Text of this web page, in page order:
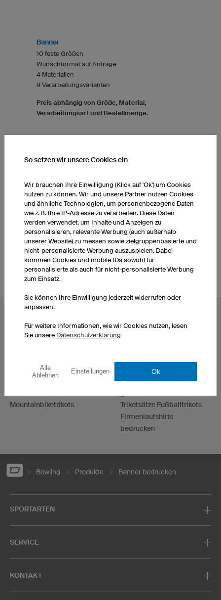
Banner
10 feste Größen
Wunschformat auf Anfrage
4 Materialien
9 Verarbeitungsvarianten
Preis abhängig von Größe, Material,
Verarbeitungsart und Bestellmenge.
Bowlingtrikots Damen Bowlingtrikots Herren
Bowlingtrikots Kinder
Radtrikots
Laufshirts bedrucken
Mountainbiketrikots
Hoodies bedrucken
Handballtrikots selbst
Trikotsätze Fußballtrikots
Firmenlaufshirts
bedrucken
Bowling Produkte Banner bedrucken
SPORTARTEN
SERVICE
KONTAKT
So setzen wir unsere Cookies ein
Wir brauchen Ihre Einwilligung (Klick auf 'Ok') um Cookies
nutzen zu können. Wir und unsere Partner nutzen Cookies
und ähnliche Technologien, um personenbezogene Daten
wie z. B. Ihre IP-Adresse zu verarbeiten. Diese Daten
werden verwendet, um Inhalte und Anzeigen zu
personalisieren, relevante Werbung (auch außerhalb
unserer Website) zu messen sowie zielgruppenbasierte und
nicht-personalisierte Werbung auszuspielen. Dabei
kommen Cookies und mobile IDs sowohl für
personalisierte als auch für nicht-personalisierte Werbung
zum Einsatz.
Sie können Ihre Einwilligung jederzeit widerrufen oder
anpassen.
Für weitere Informationen, wie wir Cookies nutzen, lesen
Sie unsere Datenschutzerklärung
Alle
Ablehnen
Einstellungen Ok